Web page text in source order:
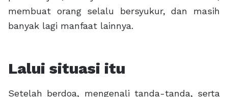
membuat orang selalu bersyukur, dan masih
banyak lagi manfaat lainnya.
Lalui situasi itu
Setelah berdoa, mengenali tanda-tanda, serta